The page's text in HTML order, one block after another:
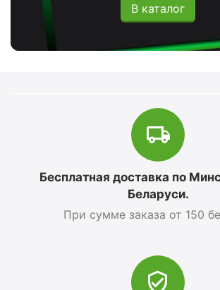
В каталог
Бесплатная доставка по
Беларуси.
При сумме заказа от 150